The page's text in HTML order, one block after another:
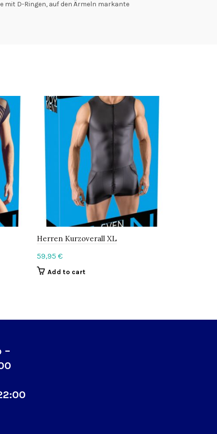
mit D-Ringen, auf den Ärmeln markante
Herren Kurzoverall XL
59,95 €
Add to cart
–